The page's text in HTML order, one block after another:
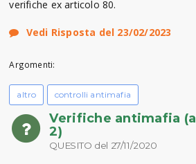
verifiche ex articolo 80.
Vedi Risposta del 23/02/2023
Argomenti:
altro controlli antimafia
Verifiche antimafia
2)
QUESITO del 27/11/2020